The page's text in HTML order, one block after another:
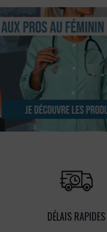
DÉLAIS RAPIDES